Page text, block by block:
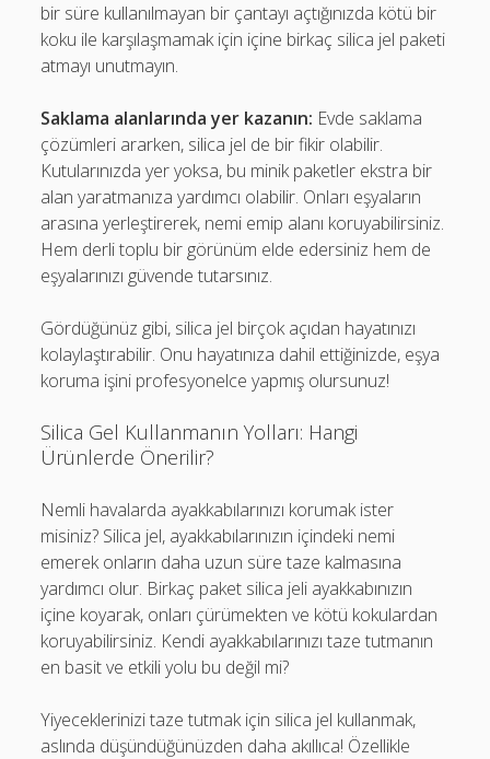
bir süre kullanılmayan bir çantayı açtığınızda kötü bir
koku ile karşılaşmamak için içine birkaç silica jel paketi
atmayı unutmayın.
Saklama alanlarında yer kazanın: Evde saklama
çözümleri ararken, silica jel de bir fikir olabilir.
Kutularınızda yer yoksa, bu minik paketler ekstra bir
alan yaratmanıza yardımcı olabilir. Onları eşyaların
arasına yerleştirerek, nemi emip alanı koruyabilirsiniz.
Hem derli toplu bir görünüm elde edersiniz hem de
eşyalarınızı güvende tutarsınız.
Gördüğünüz gibi, silica jel birçok açıdan hayatınızı
kolaylaştırabilir. Onu hayatınıza dahil ettiğinizde, eşya
koruma işini profesyonelce yapmış olursunuz!
Silica Gel Kullanmanın Yolları: Hangi
Ürünlerde Önerilir?
Nemli havalarda ayakkabılarınızı korumak ister
misiniz? Silica jel, ayakkabılarınızın içindeki nemi
emerek onların daha uzun süre taze kalmasına
yardımcı olur. Birkaç paket silica jeli ayakkabınızın
içine koyarak, onları çürümekten ve kötü kokulardan
koruyabilirsiniz. Kendi ayakkabılarınızı taze tutmanın
en basit ve etkili yolu bu değil mi?
Yiyeceklerinizi taze tutmak için silica jel kullanmak,
aslında düşündüğünüzden daha akıllıca! Özellikle